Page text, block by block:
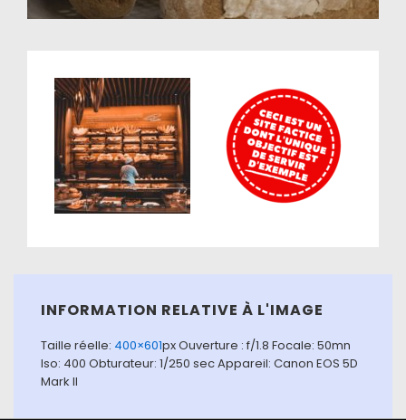
INFORMATION RELATIVE À L'IMAGE
Taille réelle: 400×601pxOuverture : f/1.8 Focale: 50mn
Iso: 400 Obturateur: 1/250 secAppareil: Canon EOS 5D
Mark II